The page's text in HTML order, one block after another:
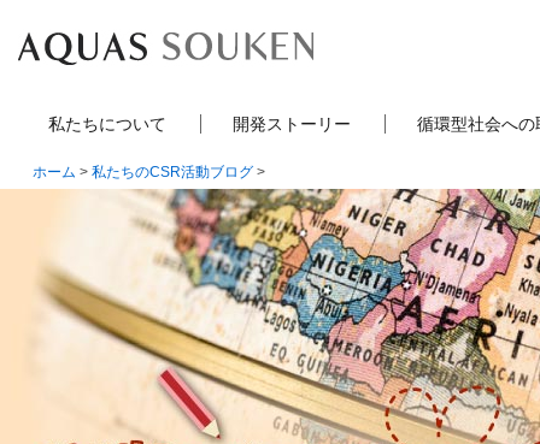
私たちについて 開発ストーリー 循環型社会への
ホーム > 私たちのCSR活動ブログ >